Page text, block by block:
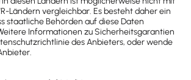
Liquiditätsplanung – verknüpfe
Office & behalte Deine
im Blick!